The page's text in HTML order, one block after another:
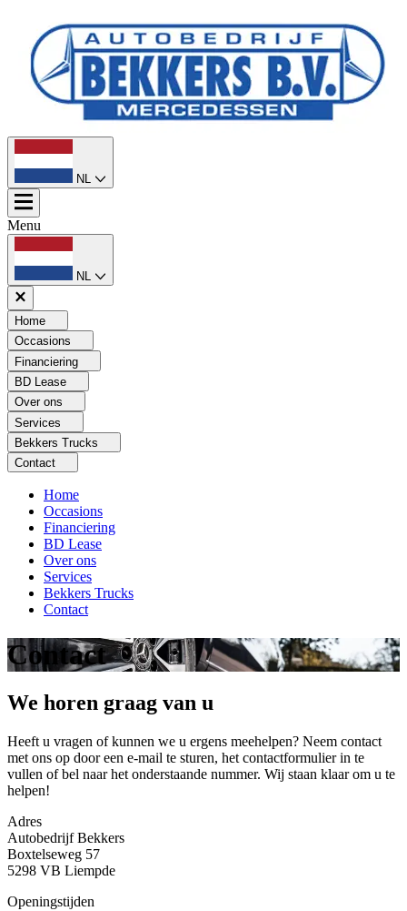
NL
Menu
NL
Home
Occasions
Financiering
BD Lease
Over ons
Services
Bekkers Trucks
Contact
Home
Occasions
Financiering
BD Lease
Over ons
Services
Bekkers Trucks
Contact
Contact
We horen graag van u
Heeft u vragen of kunnen we u ergens meehelpen? Neem contact
met ons op door een e-mail te sturen, het contactformulier in te
vullen of bel naar het onderstaande nummer. Wij staan klaar om u te
helpen!
Adres
Autobedrijf Bekkers
Boxtelseweg 57
5298 VB Liempde
Openingstijden